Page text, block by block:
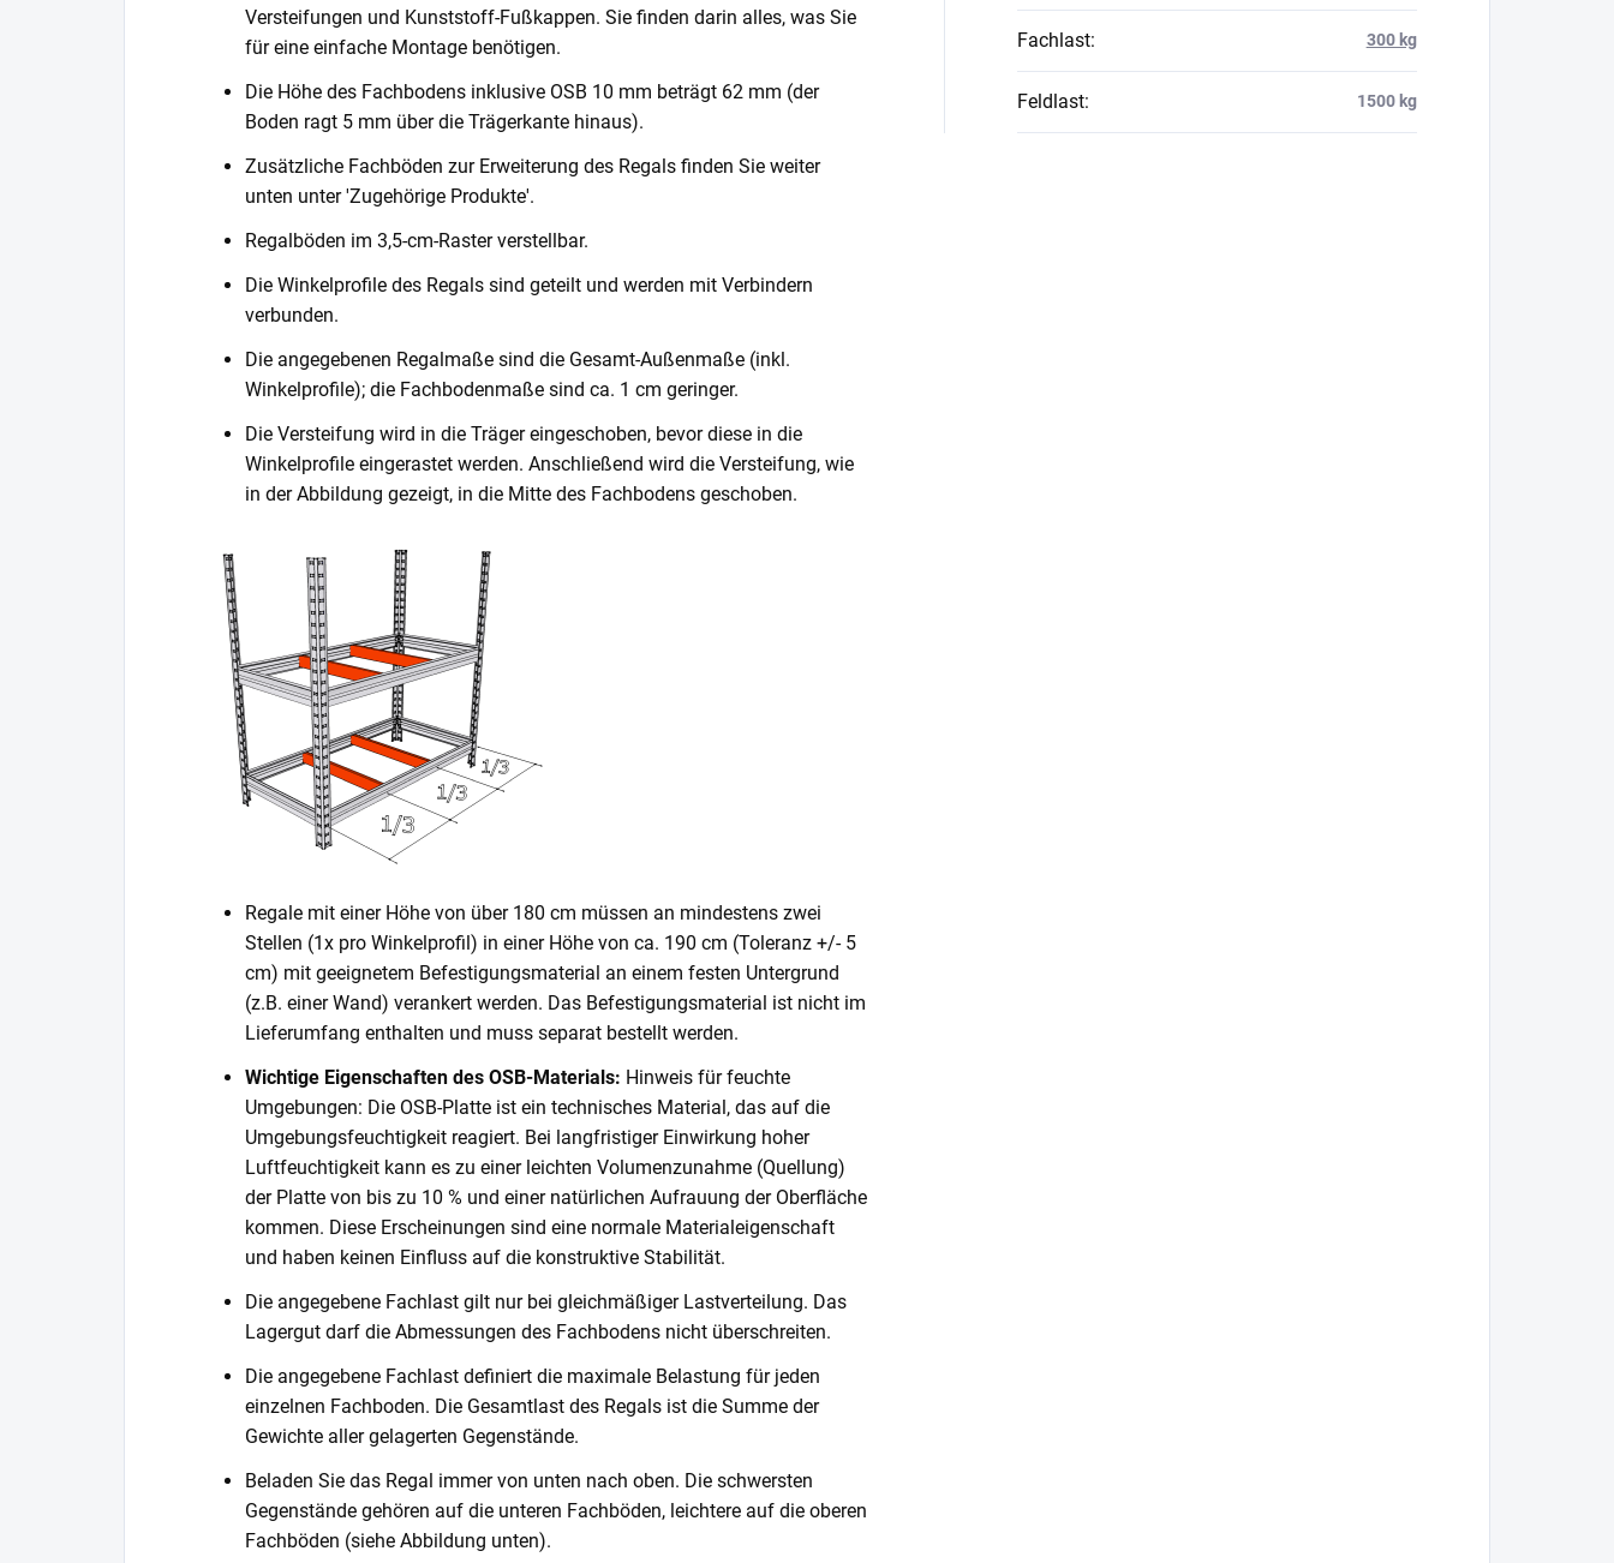
Versteifungen und Kunststoff-Fußkappen. Sie finden darin alles, was Sie
für eine einfache Montage benötigen.
Die Höhe des Fachbodens inklusive OSB 10 mm beträgt 62 mm (der
Boden ragt 5 mm über die Trägerkante hinaus).
Zusätzliche Fachböden zur Erweiterung des Regals finden Sie weiter
unten unter 'Zugehörige Produkte'.
Regalböden im 3,5-cm-Raster verstellbar.
Die Winkelprofile des Regals sind geteilt und werden mit Verbindern
verbunden.
Die angegebenen Regalmaße sind die Gesamt-Außenmaße (inkl.
Winkelprofile); die Fachbodenmaße sind ca. 1 cm geringer.
Die Versteifung wird in die Träger eingeschoben, bevor diese in die
Winkelprofile eingerastet werden. Anschließend wird die Versteifung, wie
in der Abbildung gezeigt, in die Mitte des Fachbodens geschoben.
Regale mit einer Höhe von über 180 cm müssen an mindestens zwei
Stellen (1x pro Winkelprofil) in einer Höhe von ca. 190 cm (Toleranz +/- 5
cm) mit geeignetem Befestigungsmaterial an einem festen Untergrund
(z.B. einer Wand) verankert werden. Das Befestigungsmaterial ist nicht im
Lieferumfang enthalten und muss separat bestellt werden.
Wichtige Eigenschaften des OSB-Materials: Hinweis für feuchte
Umgebungen: Die OSB-Platte ist ein technisches Material, das auf die
Umgebungsfeuchtigkeit reagiert. Bei langfristiger Einwirkung hoher
Luftfeuchtigkeit kann es zu einer leichten Volumenzunahme (Quellung)
der Platte von bis zu 10 % und einer natürlichen Aufrauung der Oberfläche
kommen. Diese Erscheinungen sind eine normale Materialeigenschaft
und haben keinen Einfluss auf die konstruktive Stabilität.
Die angegebene Fachlast gilt nur bei gleichmäßiger Lastverteilung. Das
Lagergut darf die Abmessungen des Fachbodens nicht überschreiten.
Die angegebene Fachlast definiert die maximale Belastung für jeden
einzelnen Fachboden. Die Gesamtlast des Regals ist die Summe der
Gewichte aller gelagerten Gegenstände.
Beladen Sie das Regal immer von unten nach oben. Die schwersten
Gegenstände gehören auf die unteren Fachböden, leichtere auf die oberen
Fachböden (siehe Abbildung unten).
Fachlast: 300 kg
Feldlast: 1500 kg